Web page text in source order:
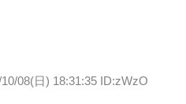
10/08(日) 18:31:35 ID:zWzO